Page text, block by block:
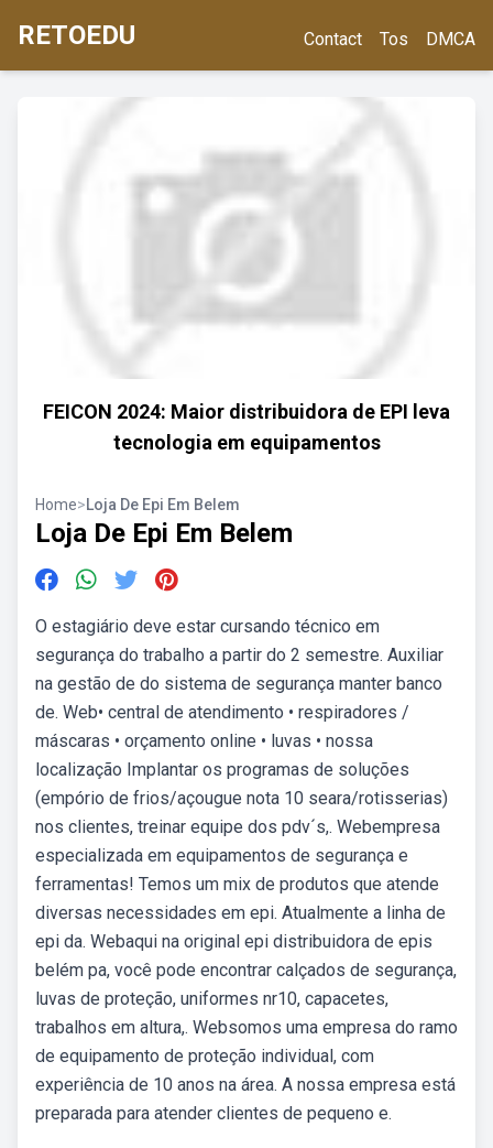
RETOEDU Contact Tos DMCA
FEICON 2024: Maior distribuidora de EPI leva
tecnologia em equipamentos
Home>Loja De Epi Em Belem
Loja De Epi Em Belem
O estagiário deve estar cursando técnico em
segurança do trabalho a partir do 2 semestre. Auxiliar
na gestão de do sistema de segurança manter banco
de. Web• central de atendimento • respiradores /
máscaras • orçamento online • luvas • nossa
localização Implantar os programas de soluções
(empório de frios/açougue nota 10 seara/rotisserias)
nos clientes, treinar equipe dos pdv´s,. Webempresa
especializada em equipamentos de segurança e
ferramentas! Temos um mix de produtos que atende
diversas necessidades em epi. Atualmente a linha de
epi da. Webaqui na original epi distribuidora de epis
belém pa, você pode encontrar calçados de segurança,
luvas de proteção, uniformes nr10, capacetes,
trabalhos em altura,. Websomos uma empresa do ramo
de equipamento de proteção individual, com
experiência de 10 anos na área. A nossa empresa está
preparada para atender clientes de pequeno e.